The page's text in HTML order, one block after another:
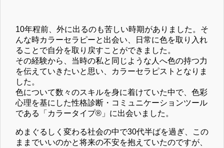
10年程前、外に出るのも苦しい時期がありました。そ
んな時カラーセラピーと出会い、日常に色を取り入れ
ることで自分を取り戻すことができました。
その経験から、当時の私と同じような人へ色の持つ力
を伝えていきたいと思い、カラーセラピストとなりま
した。
色について数々のスキルを身に着けていた中で、色彩
心理を基にした性格診断・コミュニケーションツール
である「カラータイプ®」に出会いました。
めまぐるしく変わる社会の中で30代半ばを過ぎ、この
ままでいいのかと将来の不安を抱えていたのですが、